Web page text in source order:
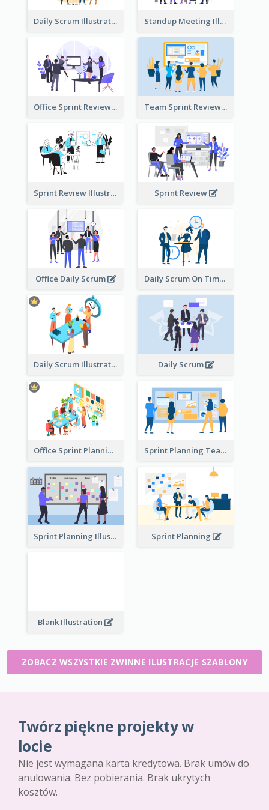
Daily Scrum Illustration Standup Meeting Illustration
Office Sprint Review Team Sprint Review
Sprint Review Illustration Sprint Review
Office Daily Scrum Daily Scrum On Time
Daily Scrum Illustration Daily Scrum
Office Sprint Planning Sprint Planning Team
Sprint Planning Illustration Sprint Planning
Blank Illustration
ZOBACZ WSZYSTKIE ZWINNE ILUSTRACJE SZABLONY
Twórz piękne projekty w
locie
Nie jest wymagana karta kredytowa. Brak umów do
anulowania. Bez pobierania. Brak ukrytych
kosztów.